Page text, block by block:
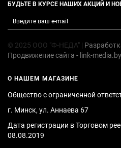
БУДЬТЕ В КУРСЕ НАШИХ АКЦИЙ И
© 2025 ООО "Ф-НЕДА" |
Продвижение сайта - link-media.by
О НАШЕМ МАГАЗИНЕ
Общество с ограниченной
г. Минск, ул. Аннаева 67
Дата регистрации в Торговом
08.08.2019